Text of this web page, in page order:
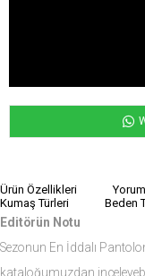
Ürün Özellikleri
Kumaş Türleri
Beden
Editörün Notu
Sezonun En İddalı
kataloğumuzdan